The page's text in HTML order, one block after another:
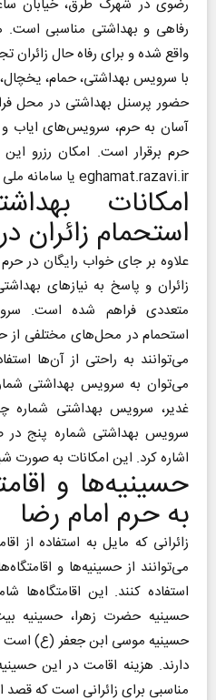
رضوی در شهرک طرق، خیابان
رفاهی و بهداشتی مناسبی است.
واقع شده و برای رفاه حال زائران
با سرویس بهداشتی، حمام،
حضور پرسنل بهداشتی در محل
آسان به حرم، سرویس‌های ایاب و
حرم برقرار است. امکان رزرو
eghamat.razavi.ir یا سامانه ملی ۱۴۶۰ وجود دارد.
امکانات
استحمام زائران
علاوه بر جای خواب رایگان در حرم
زائران و پاسخ به نیازهای
متعددی فراهم شده است.
استحمام در محل‌های مختلفی از
می‌توانند به راحتی از آن‌ها
می‌توان به سرویس بهداشتی
غدیر، سرویس بهداشتی
سرویس بهداشتی شماره پنج
اشاره کرد. این امکانات به صورت
حسینیه‌ها و
به حرم امام رضا
زائرانی که مایل به استفاده از
می‌توانند از حسینیه‌ها و
استفاده کنند. این اقامتگاه‌ها
حسینیه حضرت زهرا، حسینیه
حسینیه موسی ابن جعفر (ع) است
دارند. هزینه اقامت در این
مناسبی برای زائرانی است که قصد